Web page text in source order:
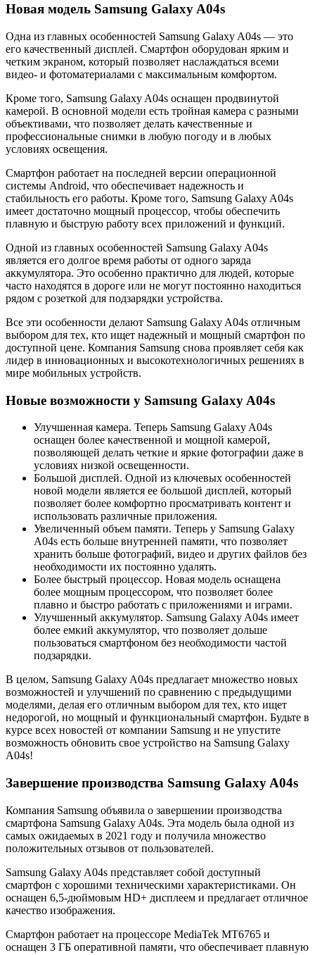
Новая модель Samsung Galaxy A04s
Одна из главных особенностей Samsung Galaxy A04s — это
его качественный дисплей. Смартфон оборудован ярким и
четким экраном, который позволяет наслаждаться всеми
видео- и фотоматериалами с максимальным комфортом.
Кроме того, Samsung Galaxy A04s оснащен продвинутой
камерой. В основной модели есть тройная камера с разными
объективами, что позволяет делать качественные и
профессиональные снимки в любую погоду и в любых
условиях освещения.
Смартфон работает на последней версии операционной
системы Android, что обеспечивает надежность и
стабильность его работы. Кроме того, Samsung Galaxy A04s
имеет достаточно мощный процессор, чтобы обеспечить
плавную и быструю работу всех приложений и функций.
Одной из главных особенностей Samsung Galaxy A04s
является его долгое время работы от одного заряда
аккумулятора. Это особенно практично для людей, которые
часто находятся в дороге или не могут постоянно находиться
рядом с розеткой для подзарядки устройства.
Все эти особенности делают Samsung Galaxy A04s отличным
выбором для тех, кто ищет надежный и мощный смартфон по
доступной цене. Компания Samsung снова проявляет себя как
лидер в инновационных и высокотехнологичных решениях в
мире мобильных устройств.
Новые возможности у Samsung Galaxy A04s
Улучшенная камера. Теперь Samsung Galaxy A04s
оснащен более качественной и мощной камерой,
позволяющей делать четкие и яркие фотографии даже в
условиях низкой освещенности.
Большой дисплей. Одной из ключевых особенностей
новой модели является ее большой дисплей, который
позволяет более комфортно просматривать контент и
использовать различные приложения.
Увеличенный объем памяти. Теперь у Samsung Galaxy
A04s есть больше внутренней памяти, что позволяет
хранить больше фотографий, видео и других файлов без
необходимости их постоянно удалять.
Более быстрый процессор. Новая модель оснащена
более мощным процессором, что позволяет более
плавно и быстро работать с приложениями и играми.
Улучшенный аккумулятор. Samsung Galaxy A04s имеет
более емкий аккумулятор, что позволяет дольше
пользоваться смартфоном без необходимости частой
подзарядки.
В целом, Samsung Galaxy A04s предлагает множество новых
возможностей и улучшений по сравнению с предыдущими
моделями, делая его отличным выбором для тех, кто ищет
недорогой, но мощный и функциональный смартфон. Будьте в
курсе всех новостей от компании Samsung и не упустите
возможность обновить свое устройство на Samsung Galaxy
A04s!
Завершение производства Samsung Galaxy A04s
Компания Samsung объявила о завершении производства
смартфона Samsung Galaxy A04s. Эта модель была одной из
самых ожидаемых в 2021 году и получила множество
положительных отзывов от пользователей.
Samsung Galaxy A04s представляет собой доступный
смартфон с хорошими техническими характеристиками. Он
оснащен 6,5-дюймовым HD+ дисплеем и предлагает отличное
качество изображения.
Смартфон работает на процессоре MediaTek MT6765 и
оснащен 3 ГБ оперативной памяти, что обеспечивает плавную